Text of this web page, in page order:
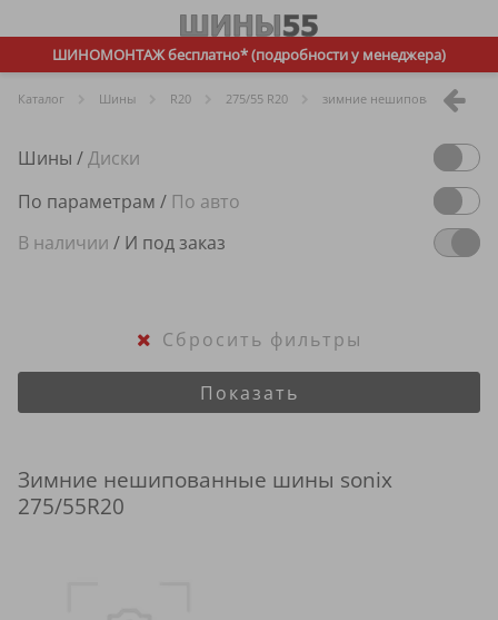
ШИНОМОНТАЖ бесплатно* (подробности у менеджера)
Каталог Шины R20 275/55 R20 зимние нешипованные
Шины /Диски
По параметрам / По авто
В наличии / И под заказ
Показать
Сбросить фильтры
Зимние нешипованные шины sonix
275/55R20